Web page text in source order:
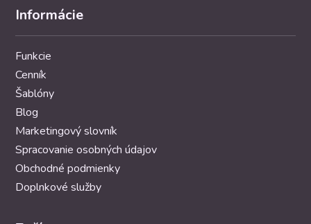
Informácie
Funkcie
Cenník
Šablóny
Blog
Marketingový slovník
Spracovanie osobných údajov
Obchodné podmienky
Doplnkové služby